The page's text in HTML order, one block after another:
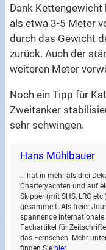
Dank
als etwa 3-5 Meter
durch das Gewicht
zurück. Auch der
weiteren Meter
Noch ein Tipp für
Zweitanker
sehr schwingen.
Hans Mühlbauer
… hat in mehr als drei
Charteryachten und auf
Skipper (mit SHS, LRC
gesammelt. Als freier
spannende internationale
Fachartikel für
das Fernsehen. Mehr
finden Siehier